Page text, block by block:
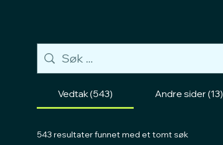
Vedtak (543) Andre sider (13)
543 resultater funnet med et tomt søk